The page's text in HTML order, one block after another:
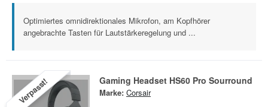
Optimiertes omnidirektionales Mikrofon, am Kopfhörer
angebrachte Tasten für Lautstärkeregelung und ...
Verpasst! Gaming Headset HS60 Pro Sourround
Marke: Corsair